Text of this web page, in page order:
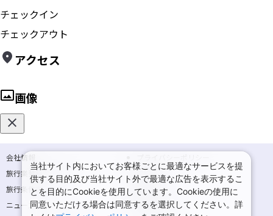
チェックイン
チェックアウト
アクセス
画像
会社情報
旅行業登録票・約款
規約集
旅行条件書
商標について
ニュースリリース
採用情報
当社サイト内においてお客様ごとに最適なサービスを提
供する目的及び当社サイト外で最適な広告を表示するこ
とを目的にCookieを使用しています。Cookieの使用に
同意いただける場合は同意するを選択してください。詳